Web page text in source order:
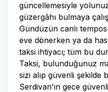
güncellemesiyle
güzergâhı bulmaya
Gündüzün canlı
eve dönerken ya da
taksi ihtiyacı; tüm bu
Taksi, bulunduğunuz
sizi alıp güvenli şekilde
Serdivan’ın gece